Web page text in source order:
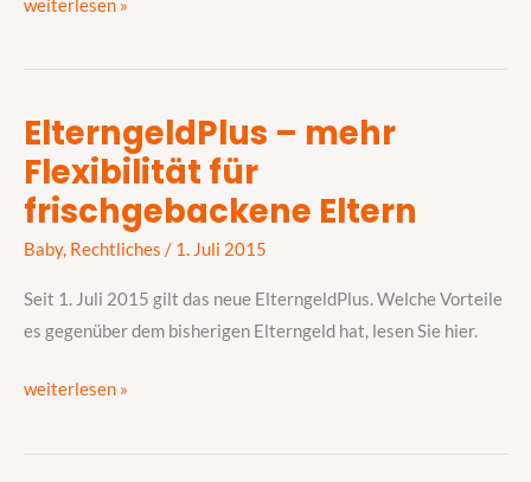
weiterlesen »
ElterngeldPlus – mehr
Flexibilität für
frischgebackene Eltern
Baby, Rechtliches / 1. Juli 2015
Seit 1. Juli 2015 gilt das neue ElterngeldPlus. Welche Vorteile
es gegenüber dem bisherigen Elterngeld hat, lesen Sie hier.
ElterngeldPlus
–
mehr
Flexibilität
für
frischgebackene
weiterlesen »